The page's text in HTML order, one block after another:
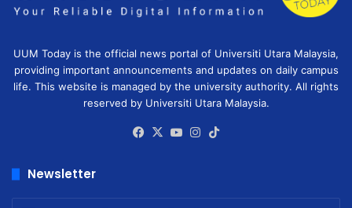
UUM Today is the official news portal of Universiti Utara Malaysia,
providing important announcements and updates on daily campus
life. This website is managed by the university authority. All rights
reserved by Universiti Utara Malaysia.
Facebook
X YouTubeInstagram
Newsletter